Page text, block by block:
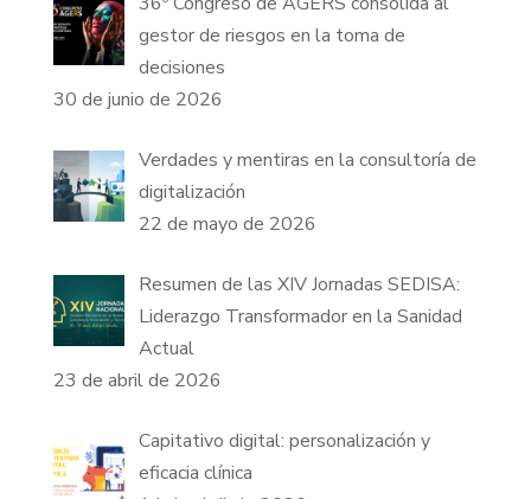
gestor de riesgos en la toma de
decisiones
30 de junio de 2026
Verdades y mentiras en la consultoría de
digitalización
22 de mayo de 2026
Resumen de las XIV Jornadas SEDISA:
Liderazgo Transformador en la Sanidad
Actual
23 de abril de 2026
Capitativo digital: personalización y
eficacia clínica